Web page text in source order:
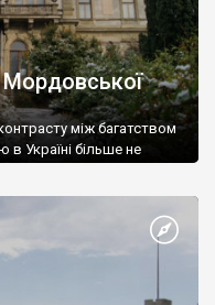
між багатством
в Україні більше не